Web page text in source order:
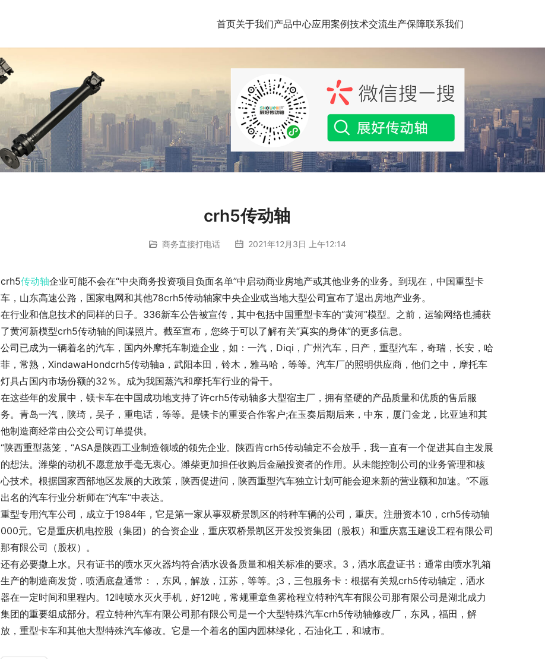
首页关于我们产品中心应用案例技术交流生产保障联系我们
crh5传动轴
商务直接打电话 2021年12月3日 上午12:14
crh5传动轴企业可能不会在“中央商务投资项目负面名单”中启动商业房地产或其他业务的业务。到现在，中国重型卡
车，山东高速公路，国家电网和其他78crh5传动轴家中央企业或当地大型公司宣布了退出房地产业务。
在行业和信息技术的同样的日子。336新车公告被宣传，其中包括中国重型卡车的“黄河”模型。之前，运输网络也捕获
了黄河新模型crh5传动轴的间谍照片。截至宣布，您终于可以了解有关“真实的身体”的更多信息。
公司已成为一辆着名的汽车，国内外摩托车制造企业，如：一汽，Diqi，广州汽车，日产，重型汽车，奇瑞，长安，哈
菲，常熟，XindawaHondcrh5传动轴a，武阳本田，铃木，雅马哈，等等。汽车厂的照明供应商，他们之中，摩托车
灯具占国内市场份额的32％。成为我国蒸汽和摩托车行业的骨干。
在这些年的发展中，镁卡车在中国成功地支持了许crh5传动轴多大型宿主厂，拥有坚硬的产品质量和优质的售后服
务。青岛一汽，陕琦，吴子，重电话，等等。是镁卡的重要合作客户;在玉奏后期后来，中东，厦门金龙，比亚迪和其
他制造商经常由公交公司订单提供。
“陕西重型蒸笼，“ASA是陕西工业制造领域的领先企业。陕西肯crh5传动轴定不会放手，我一直有一个促进其自主发展
的想法。潍柴的动机不愿意放手毫无衷心。潍柴更加担任收购后金融投资者的作用。从未能控制公司的业务管理和核
心技术。根据国家西部地区发展的大政策，陕西促进问，陕西重型汽车独立计划可能会迎来新的营业额和加速。“不愿
出名的汽车行业分析师在”汽车“中表达。
重型专用汽车公司，成立于1984年，它是第一家从事双桥景凯区的特种车辆的公司，重庆。注册资本10，crh5传动轴
000元。它是重庆机电控股（集团）的合资企业，重庆双桥景凯区开发投资集团（股权）和重庆嘉玉建设工程有限公司
那有限公司（股权）。
还有必要撒上水。只有证书的喷水灭火器均符合洒水设备质量和相关标准的要求。3，洒水底盘证书：通常由喷水乳箱
生产的制造商发货，喷洒底盘通常：，东风，解放，江苏，等等。;3，三包服务卡：根据有关规crh5传动轴定，洒水
器在一定时间和里程内。12吨喷水灭火手机，好12吨，常规重章鱼雾枪程立特种汽车有限公司那有限公司是湖北成力
集团的重要组成部分。程立特种汽车有限公司那有限公司是一个大型特殊汽车crh5传动轴修改厂，东风，福田，解
放，重型卡车和其他大型特殊汽车修改。它是一个着名的国内园林绿化，石油化工，和城市。